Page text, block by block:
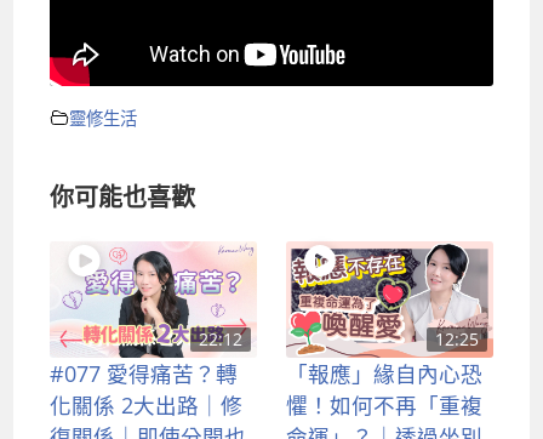
靈修生活
你可能也喜歡
22:12
#077 愛得痛苦？轉
化關係 2大出路｜修
12:25
「報應」緣自內心恐
懼！如何不再「重複